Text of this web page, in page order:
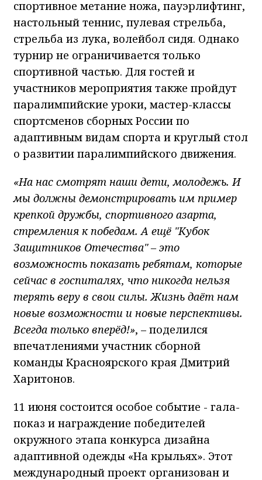
спортивное метание ножа, пауэрлифтинг,
настольный теннис, пулевая стрельба,
стрельба из лука, волейбол сидя. Однако
турнир не ограничивается только
спортивной частью. Для гостей и
участников мероприятия также пройдут
паралимпийские уроки, мастер-классы
спортсменов сборных России по
адаптивным видам спорта и круглый стол
о развитии паралимпийского движения.
«На нас смотрят наши дети, молодежь. И
мы должны демонстрировать им пример
крепкой дружбы, спортивного азарта,
стремления к победам. А ещё "Кубок
Защитников Отечества" – это
возможность показать ребятам, которые
сейчас в госпиталях, что никогда нельзя
терять веру в свои силы. Жизнь даёт нам
новые возможности и новые перспективы.
Всегда только вперёд!», – поделился
впечатлениями участник сборной
команды Красноярского края Дмитрий
Харитонов.
11 июня состоится особое событие - гала-
показ и награждение победителей
окружного этапа конкурса дизайна
адаптивной одежды «На крыльях». Этот
международный проект организован и